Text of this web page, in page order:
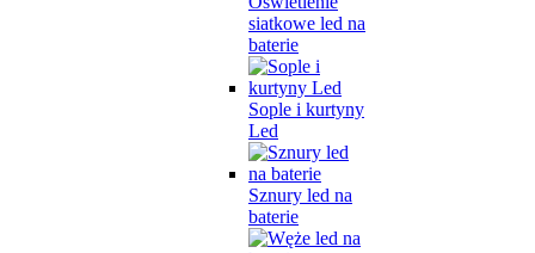
siatkowe led na
baterie
Sople i kurtyny
Led
Sznury led na
baterie